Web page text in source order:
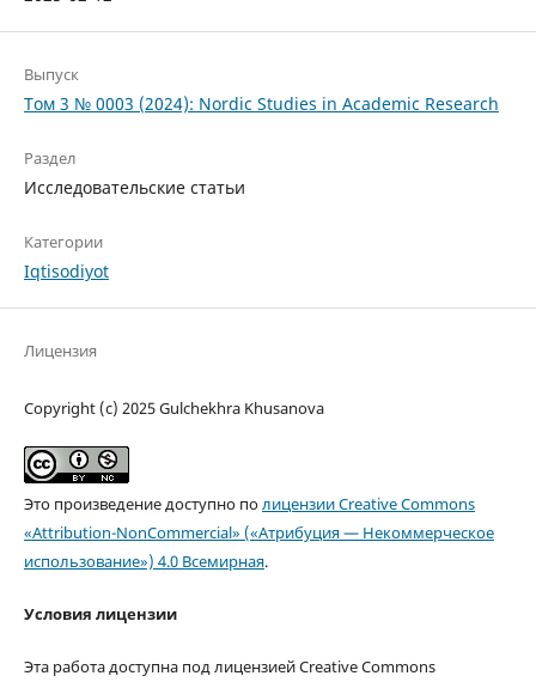
Выпуск
Том 3 № 0003 (2024): Nordic Studies in Academic Research
Раздел
Исследовательские статьи
Категории
Iqtisodiyot
Лицензия
Copyright (c) 2025 Gulchekhra Khusanova
Это произведение доступно по лицензии Creative Commons
«Attribution-NonCommercial» («Атрибуция — Некоммерческое
использование») 4.0 Всемирная.
Условия лицензии
Эта работа доступна под лицензией Creative Commons